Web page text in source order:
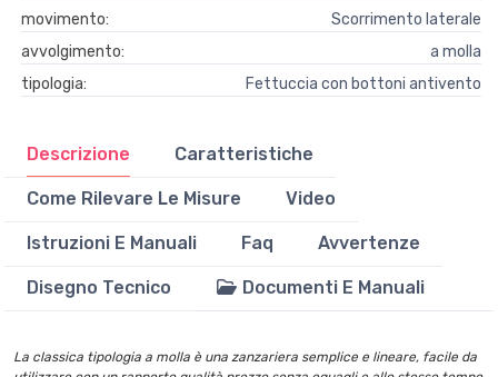
movimento:
Scorrimento laterale
avvolgimento:
a molla
tipologia:
Fettuccia con bottoni antivento
Descrizione Caratteristiche
Come Rilevare Le Misure Video
Istruzioni E Manuali Faq Avvertenze
Disegno Tecnico Documenti E Manuali
La classica tipologia a molla è una zanzariera semplice e lineare, facile da